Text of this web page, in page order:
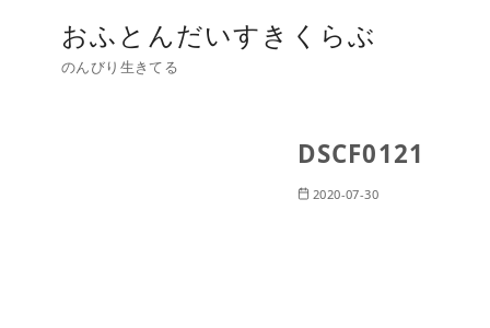
おふとんだいすきくらぶ
のんびり生きてる
DSCF0121
2020-07-30